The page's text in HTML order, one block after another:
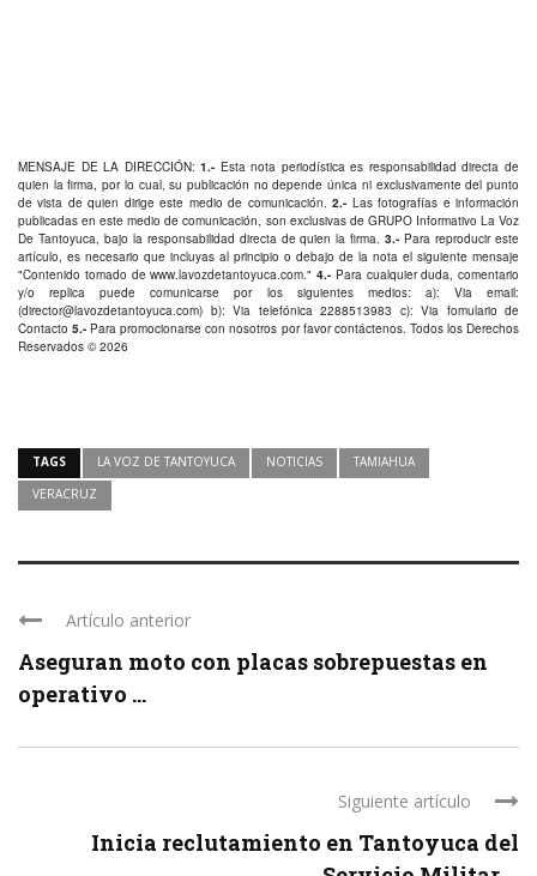
MENSAJE DE LA DIRECCIÓN:1.- Esta nota periodística es responsabilidad directa de
quien la firma, por lo cual, su publicación no depende única ni exclusivamente del punto
de vista de quien dirige este medio de comunicación.2.- Las fotografías e información
publicadas en este medio de comunicación, son exclusivas de GRUPO Informativo La Voz
De Tantoyuca, bajo la responsabilidad directa de quien la firma.3.- Para reproducir este
artículo, es necesario que incluyas al principio o debajo de la nota el siguiente mensaje
"Contenido tomado dewww.lavozdetantoyuca.com ." 4.- Para cualquier duda, comentario
y/o replica puede comunicarse por los siguientes medios: a): Via email:
(director@lavozdetantoyuca.com) b): Via telefónica 2288513983 c): Via fomulario de
Contacto 5.- Para promocionarse con nosotros por favorcontáctenos. Todos los Derechos
Reservados © 2026
TAGS LA VOZ DE TANTOYUCA NOTICIAS
TAMIAHUA
VERACRUZ
Artículo anterior
Aseguran moto con placas sobrepuestas en
operativo ...
Siguiente artículo
Inicia reclutamiento en Tantoyuca del